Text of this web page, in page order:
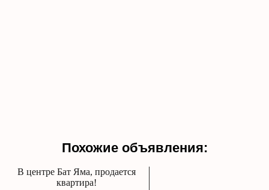
Похожие объявления:
В центре Бат Яма, продается
квартира!